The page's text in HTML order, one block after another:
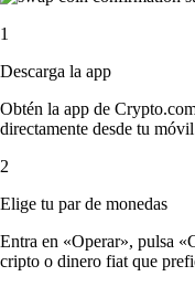
1
Descarga la app
Obtén la app de
directamente desde tu
2
Elige tu par de monedas
Entra en «Operar», pulsa
cripto o dinero fiat que